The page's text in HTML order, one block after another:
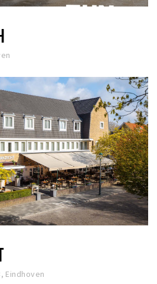
Eindhoven